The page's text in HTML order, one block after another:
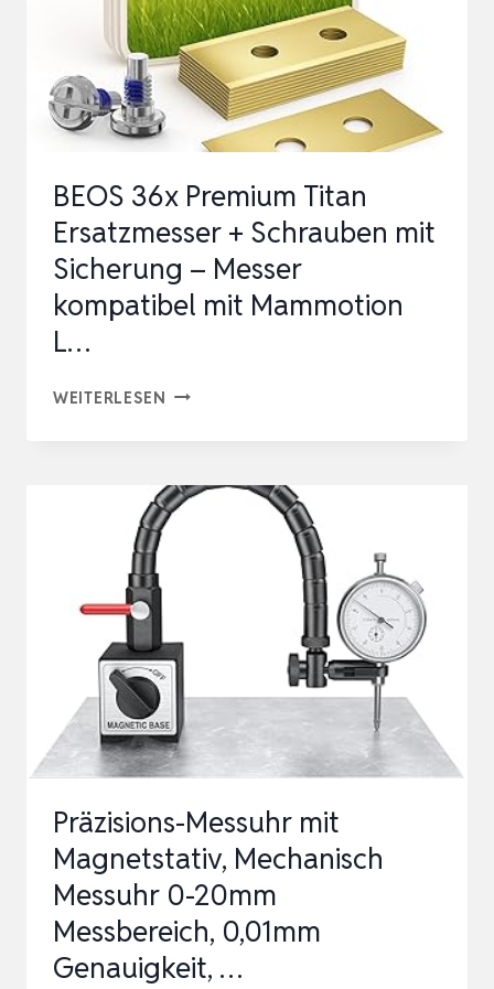
BEOS 36x Premium Titan
Ersatzmesser + Schrauben mit
Sicherung – Messer
kompatibel mit Mammotion
L…
WEITERLESEN BEOS
TITAN
ERSATZMESSER
SICHERUNG
MESSER
KOMPATIBEL
MAMMOTION
L…
Präzisions-Messuhr mit
Magnetstativ, Mechanisch
Messuhr 0-20mm
Messbereich, 0,01mm
Genauigkeit, …